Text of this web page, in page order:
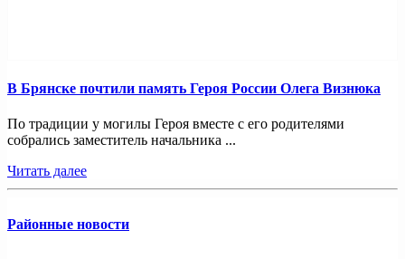
В Брянске почтили память Героя России Олега Визнюка
По традиции у могилы Героя вместе с его родителями
собрались заместитель начальника ...
Читать далее
Районные новости